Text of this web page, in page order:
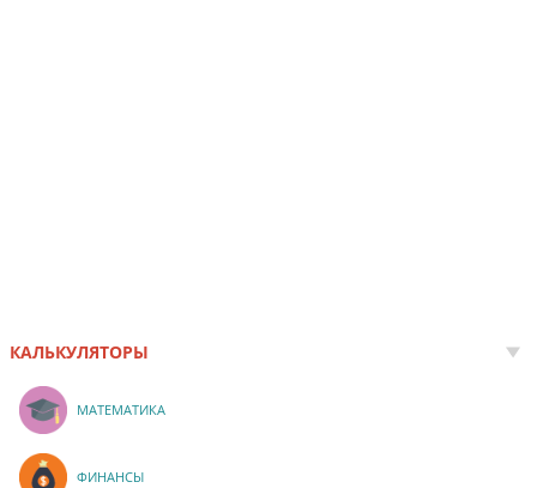
КАЛЬКУЛЯТОРЫ
МАТЕМАТИКА
ФИНАНСЫ